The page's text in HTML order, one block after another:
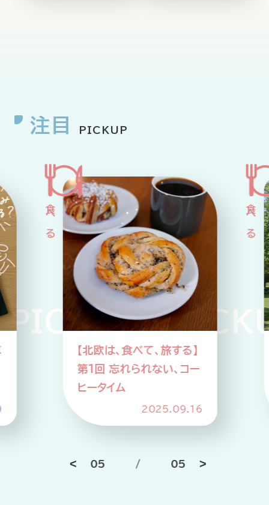
アサヒグループ公式チャンネル
企業情報 ニュースリリース
プライバシーポリシー 推奨環境
ご利用規約
注目 PICKUP
【北欧は、食べて、旅する】
第2回 SDGs先進国のア
ップサイクルな食事情
2025.10.21
05 / 05